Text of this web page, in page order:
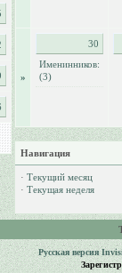
»
30
Именинников:
(3)
Навигация
· Текущий месяц
· Текущая неделя
Русская версия